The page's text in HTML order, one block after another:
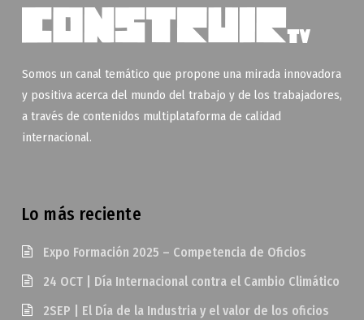
Somos un canal temático que propone una mirada innovadora
y positiva acerca del mundo del trabajo y de los trabajadores,
a través de contenidos multiplataforma de calidad
internacional.
Lo más reciente
Expo Formación 2025 – Competencia de Oficios
24 OCT | Día Internacional contra el Cambio Climático
2SEP | El Día de la Industria y el valor de los oficios